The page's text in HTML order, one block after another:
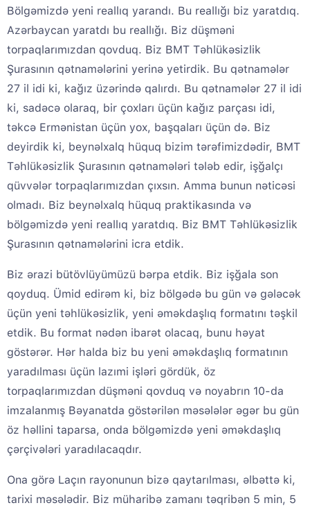
Bölgəmizdə yeni reallıq yarandı. Bu reallığı biz yaratdıq.
Azərbaycan yaratdı bu reallığı. Biz düşməni
torpaqlarımızdan qovduq. Biz BMT Təhlükəsizlik
Şurasının qətnamələrini yerinə yetirdik. Bu qətnamələr
27 il idi ki, kağız üzərində qalırdı. Bu qətnamələr 27 il idi
ki, sadəcə olaraq, bir çoxları üçün kağız parçası idi,
təkcə Ermənistan üçün yox, başqaları üçün də. Biz
deyirdik ki, beynəlxalq hüquq bizim tərəfimizdədir, BMT
Təhlükəsizlik Şurasının qətnamələri tələb edir, işğalçı
qüvvələr torpaqlarımızdan çıxsın. Amma bunun nəticəsi
olmadı. Biz beynəlxalq hüquq praktikasında və
bölgəmizdə yeni reallıq yaratdıq. Biz BMT Təhlükəsizlik
Şurasının qətnamələrini icra etdik.
Biz ərazi bütövlüyümüzü bərpa etdik. Biz işğala son
qoyduq. Ümid edirəm ki, biz bölgədə bu gün və gələcək
üçün yeni təhlükəsizlik, yeni əməkdaşlıq formatını təşkil
etdik. Bu format nədən ibarət olacaq, bunu həyat
göstərər. Hər halda biz bu yeni əməkdaşlıq formatının
yaradılması üçün lazımi işləri gördük, öz
torpaqlarımızdan düşməni qovduq və noyabrın 10-da
imzalanmış Bəyanatda göstərilən məsələlər əgər bu gün
öz həllini taparsa, onda bölgəmizdə yeni əməkdaşlıq
çərçivələri yaradılacaqdır.
Ona görə Laçın rayonunun bizə qaytarılması, əlbəttə ki,
tarixi məsələdir. Biz müharibə zamanı təqribən 5 min, 5